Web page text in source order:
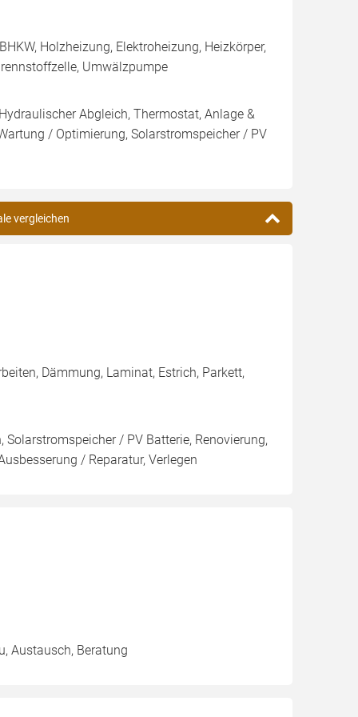
Holzheizung, Elektroheizung, Heizkörper,
Umwälzpumpe
Abgleich, Thermostat, Anlage &
/ Optimierung, Solarstromspeicher / PV
vergleichen
Dämmung, Laminat, Estrich, Parkett,
/ PV Batterie, Renovierung,
/ Reparatur, Verlegen
Austausch, Beratung